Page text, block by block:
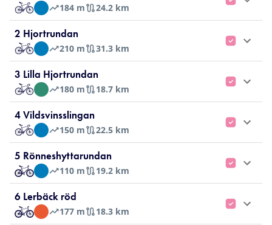
184 m 24.2 km
2 Hjortrundan
210 m 31.3 km
3 Lilla Hjortrundan
180 m 18.7 km
4 Vildsvinsslingan
150 m 22.5 km
5 Rönneshyttarundan
110 m 19.2 km
6 Lerbäck röd
177 m 18.3 km